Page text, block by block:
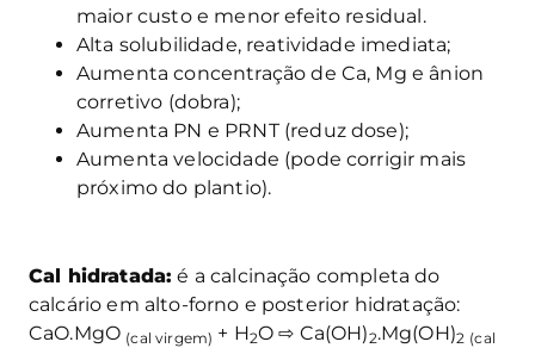
maior custo e menor efeito residual.
Alta solubilidade, reatividade imediata;
Aumenta concentração de Ca, Mg e ânion
corretivo (dobra);
Aumenta PN e PRNT (reduz dose);
Aumenta velocidade (pode corrigir mais
próximo do plantio).
Cal hidratada: é a calcinação completa do
calcário em alto-forno e posterior hidratação:
CaO.MgO (cal virgem) + H2O ⇨ Ca(OH)2.Mg(OH)2 (cal